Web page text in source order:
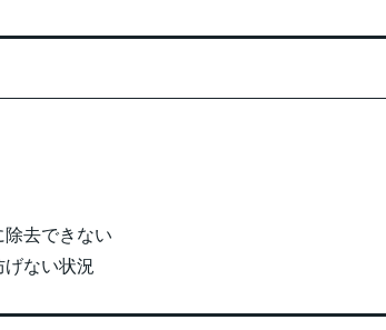
去できない
げない状況